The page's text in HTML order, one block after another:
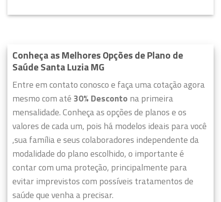
Conheça as Melhores Opções de Plano de
Saúde Santa Luzia MG
Entre em contato conosco e faça uma cotação agora
mesmo com até 30% Desconto na primeira
mensalidade. Conheça as opções de planos e os
valores de cada um, pois há modelos ideais para você
,sua família e seus colaboradores independente da
modalidade do plano escolhido, o importante é
contar com uma proteção, principalmente para
evitar imprevistos com possíveis tratamentos de
saúde que venha a precisar.